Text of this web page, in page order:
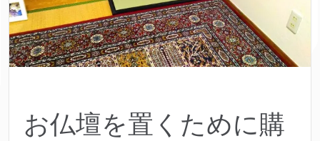
お仏壇を置くために購